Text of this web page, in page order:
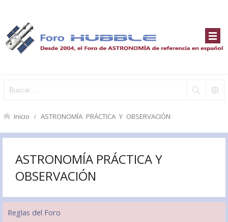
Inicio ASTRONOMÍA PRÁCTICA Y OBSERVACIÓN
ASTRONOMÍA PRÁCTICA Y
OBSERVACIÓN
Reglas del Foro